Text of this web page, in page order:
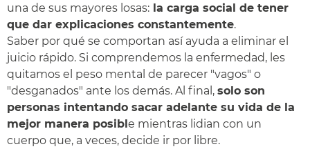
una de sus mayores losas: la carga social de tener
que dar explicaciones constantemente.
Saber por qué se comportan así ayuda a eliminar el
juicio rápido. Si comprendemos la enfermedad, les
quitamos el peso mental de parecer "vagos" o
"desganados" ante los demás. Al final, solo son
personas intentando sacar adelante su vida de la
mejor manera posible mientras lidian con un
cuerpo que, a veces, decide ir por libre.